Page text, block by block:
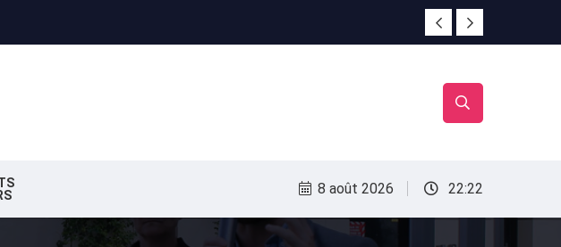
concert caritatif à Floirac
cap
8 août 2026 22:22